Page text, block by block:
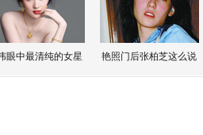
眼中最清纯的女星 艳照门后张柏芝这么说